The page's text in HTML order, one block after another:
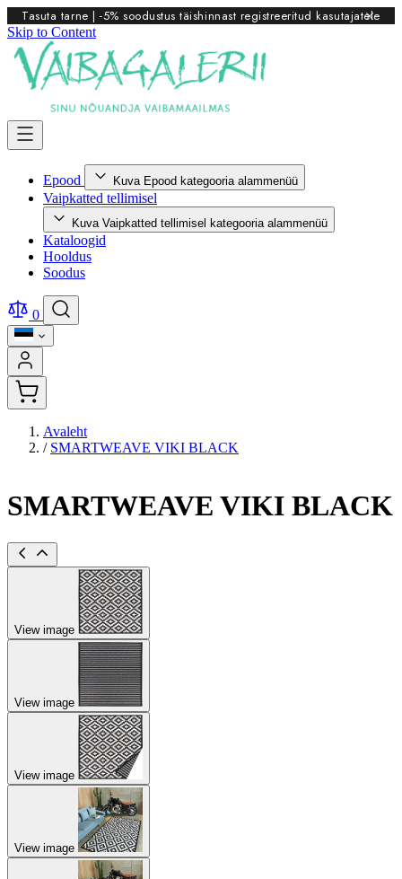
Tasuta tarne | -5% soodustus täishinnast registreeritud kasutajatele
Skip to Content
Epood Kuva Epood kategooria alammenüü
Vaipkatted tellimisel
Kuva Vaipkatted tellimisel kategooria alammenüü
Kataloogid
Hooldus
Soodus
0
Avaleht
/ SMARTWEAVE VIKI BLACK
SMARTWEAVE VIKI BLACK
View image
View image
View image
View image